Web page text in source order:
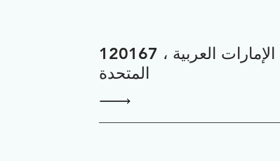
120167 ، الشارقة ، الإمارات العربية
المتحدة